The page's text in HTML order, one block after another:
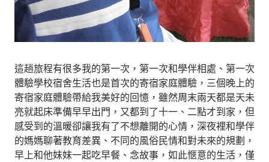
這趟旅程有很多我的第一次，第一次和學伴相處、第一次
體驗學校宿舍生活也是首次的寄宿家庭體驗，三個晚上的
寄宿家庭體驗帶給我美好的回憶，雖然周末兩天都是天未
亮就起床準備早早出門，又都到了十一、二點才到家，但
感受到的溫暖卻讓我有了不想離開的心情，深夜裡和學伴
的媽媽聊著教育差異、不同的風俗民情和對未來的規劃，
早上和他妹妹一起吃早餐、念故事，如此愜意的生活，僅